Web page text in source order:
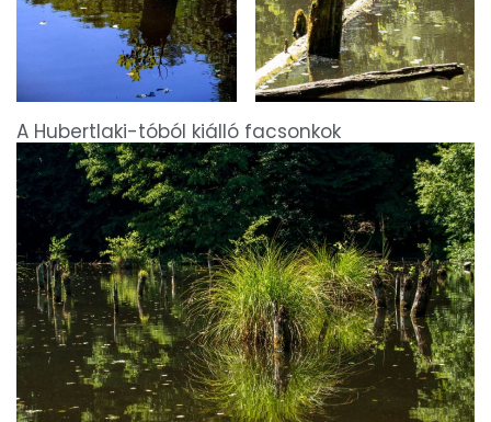
A Hubertlaki-tóból kiálló facsonkok